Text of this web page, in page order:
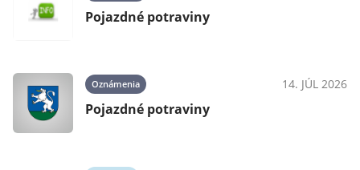
Pojazdné potraviny
Oznámenia 14. JÚL 2026
Pojazdné potraviny